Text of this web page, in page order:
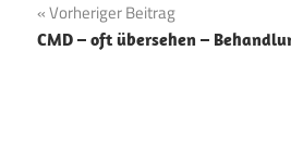
HNO
Rodenkirchen
Beitragsnavigation
Vorheriger Beitrag
CMD – oft übersehen –